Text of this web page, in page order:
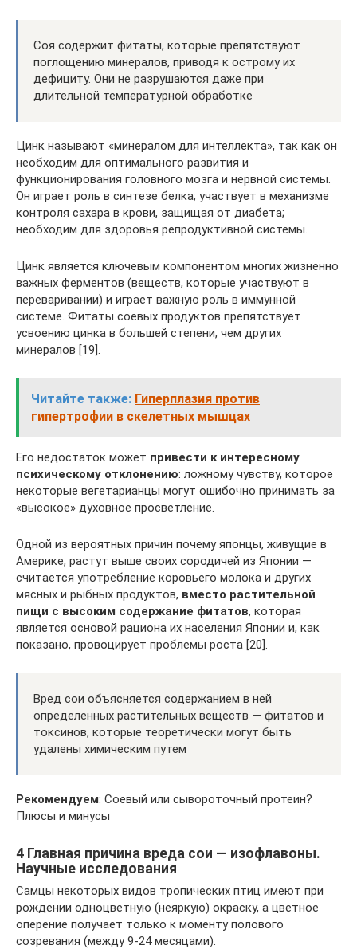
Соя содержит фитаты, которые препятствуют
поглощению минералов, приводя к острому их
дефициту. Они не разрушаются даже при
длительной температурной обработке
Цинк называют «минералом для интеллекта», так как он
необходим для оптимального развития и
функционирования головного мозга и нервной системы.
Он играет роль в синтезе белка; участвует в механизме
контроля сахара в крови, защищая от диабета;
необходим для здоровья репродуктивной системы.
Цинк является ключевым компонентом многих жизненно
важных ферментов (веществ, которые участвуют в
переваривании) и играет важную роль в иммунной
системе. Фитаты соевых продуктов препятствует
усвоению цинка в большей степени, чем других
минералов [19].
Читайте также: Гиперплазия против
гипертрофии в скелетных мышцах
Его недостаток может привести к интересному
психическому отклонению: ложному чувству, которое
некоторые вегетарианцы могут ошибочно принимать за
«высокое» духовное просветление.
Одной из вероятных причин почему японцы, живущие в
Америке, растут выше своих сородичей из Японии —
считается употребление коровьего молока и других
мясных и рыбных продуктов, вместо растительной
пищи с высоким содержание фитатов, которая
является основой рациона их населения Японии и, как
показано, провоцирует проблемы роста [20].
Вред сои объясняется содержанием в ней
определенных растительных веществ — фитатов и
токсинов, которые теоретически могут быть
удалены химическим путем
Рекомендуем: Соевый или сывороточный протеин?
Плюсы и минусы
4 Главная причина вреда сои — изофлавоны.
Научные исследования
Самцы некоторых видов тропических птиц имеют при
рождении одноцветную (неяркую) окраску, а цветное
оперение получает только к моменту полового
созревания (между 9-24 месяцами).